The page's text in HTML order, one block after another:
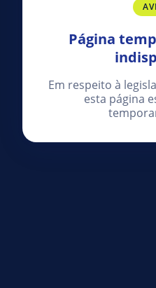
Página
Em respeito à
esta página